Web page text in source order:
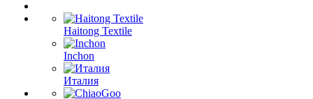
Haitong Textilе
Inchon
Италия